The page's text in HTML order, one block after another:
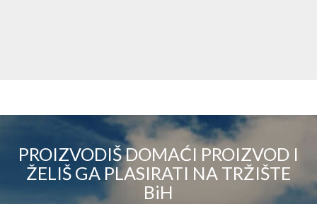
PROIZVODIŠ DOMAĆI PROIZVOD I
ŽELIŠ GA PLASIRATI NA TRŽIŠTE
BiH